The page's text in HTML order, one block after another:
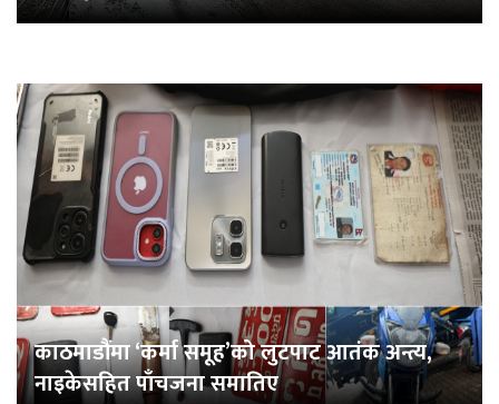
काठमाडौंमा ‘कर्मा समूह’को लुटपाट आतंक अन्त्य,
नाइकेसहित पाँचजना समातिए